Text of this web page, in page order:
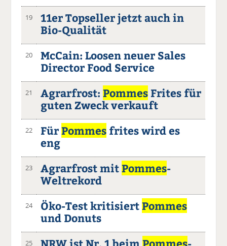
19
11er Topseller jetzt auch in
Bio-Qualität
20
McCain: Loosen neuer Sales
Director Food Service
21 Agrarfrost:Pommes Frites für
guten Zweck verkauft
22 FürPommes frites wird es
eng
23 Agrarfrost mitPommes-
Weltrekord
24 Öko-Test kritisiertPommes
und Donuts
25